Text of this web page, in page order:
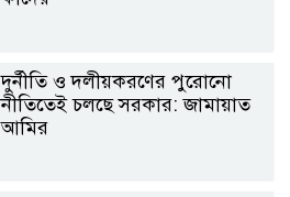
দুর্নীতি ও দলীয়করণের পুরোনো
নীতিতেই চলছে সরকার: জামায়াত
আমির